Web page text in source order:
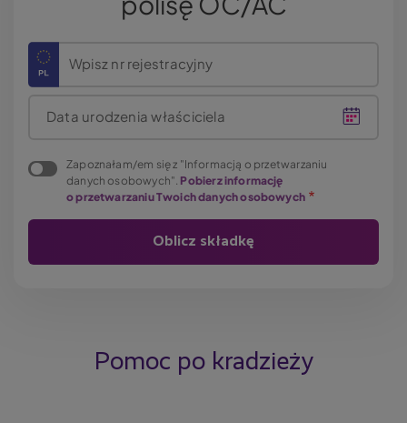
Wpisz nr rejestracyjny
Data urodzenia właściciela
Zapoznałam/em się z "Informacją o przetwarzaniu
danych osobowych". Pobierz informację
o przetwarzaniu Twoich danych osobowych
Pomoc po kradzieży